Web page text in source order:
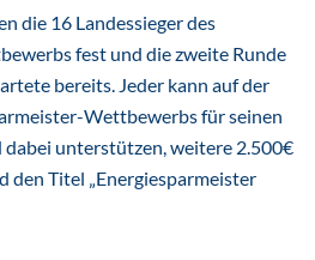
die 16 Landessieger des
fest und die zweite Runde
bereits. Jeder kann auf der
Wettbewerbs für seinen
unterstützen, weitere 2.500€
den Titel „Energiesparmeister